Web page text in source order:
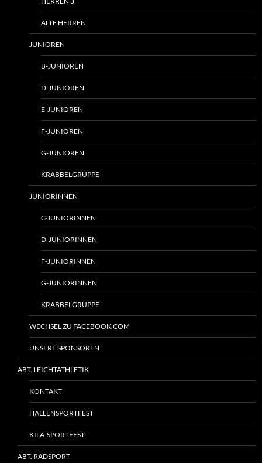
ALTE HERREN
JUNIOREN
B-JUNIOREN
D-JUNIOREN
E-JUNIOREN
F-JUNIOREN
G-JUNIOREN
KRABBELGRUPPE
JUNIORINNEN
C-JUNIORINNEN
D-JUNIORINNEN
F-JUNIORINNEN
G-JUNIORINNEN
KRABBELGRUPPE
WECHSEL ZU FACEBOOK.COM
UNSERE SPONSOREN
ABT. LEICHTATHLETIK
KONTAKT
HALLENSPORTFEST
KILA-SPORTFEST
ABT. RADSPORT